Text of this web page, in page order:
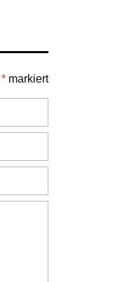
* markiert